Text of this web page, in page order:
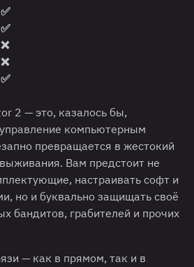
✅
✅
❌
❌
✅
2 — это, казалось бы,
компьютерным
превращается в жестокий
Вам предстоит не
настраивать софт и
но и буквально защищать своё
бандитов, грабителей и прочих
— как в прямом, так и в